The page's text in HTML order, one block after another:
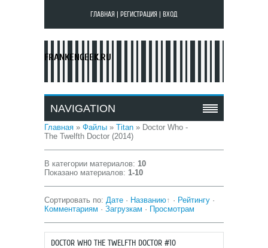
ГЛАВНАЯ РЕГИСТРАЦИЯ ВХОД
FRANKENGEEK.RU
NAVIGATION
Главная » Файлы » Titan » Doctor Who -
The Twelfth Doctor (2014)
В категории материалов: 10
Показано материалов: 1-10
Сортировать по: Дате · Названию · Рейтингу ·
Комментариям · Загрузкам · Просмотрам
DOCTOR WHO THE TWELFTH DOCTOR #10